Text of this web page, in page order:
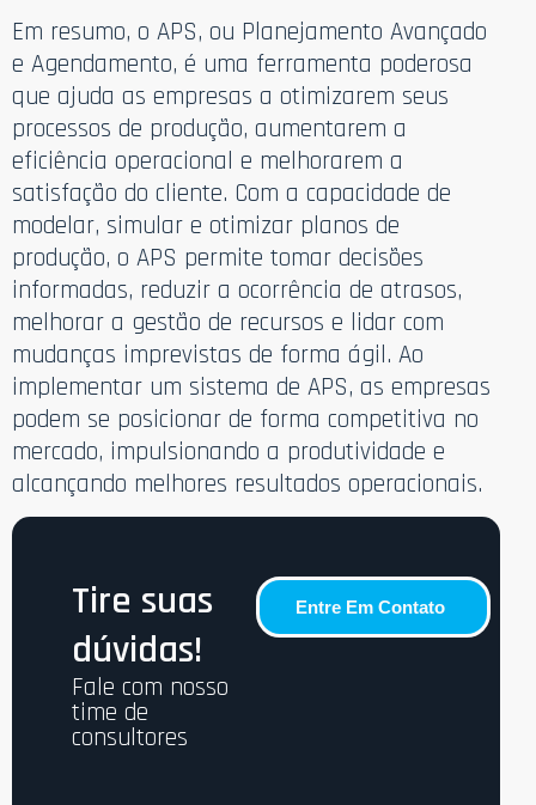
Em resumo, o APS, ou Planejamento Avançado
e Agendamento, é uma ferramenta poderosa
que ajuda as empresas a otimizarem seus
processos de produção, aumentarem a
eficiência operacional e melhorarem a
satisfação do cliente. Com a capacidade de
modelar, simular e otimizar planos de
produção, o APS permite tomar decisões
informadas, reduzir a ocorrência de atrasos,
melhorar a gestão de recursos e lidar com
mudanças imprevistas de forma ágil. Ao
implementar um sistema de APS, as empresas
podem se posicionar de forma competitiva no
mercado, impulsionando a produtividade e
alcançando melhores resultados operacionais.
Tire suas
dúvidas!
Fale com nosso
time de
consultores
Entre Em Contato